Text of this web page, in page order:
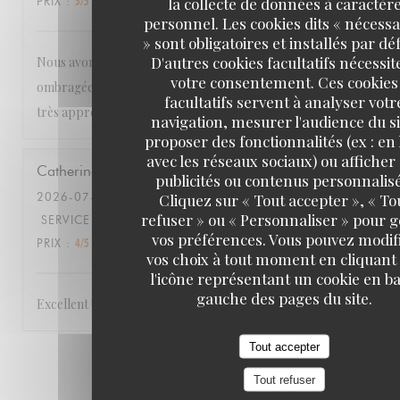
personnel. Les cookies dits «
» sont obligatoires et installés par
D'autres cookies facultatifs
votre consentement. Ces cookies
facultatifs servent à analyser
navigation, mesurer l'audience du
proposer des fonctionnalités (ex : en
avec les réseaux sociaux) ou afficher
publicités ou contenus
Cliquez sur « Tout accepter », «
refuser » ou « Personnaliser » pour
vos préférences. Vous pouvez
vos choix à tout moment en
l'icône représentant un cookie en
gauche des pages du site.
Tout accepter
Tout refuser
Nous avons passé un très bon moment, dans cette terrasse
ombragée, avec une cuisine de qualité et une tranquillité
très appréciable. Je recommande cette adresse !
Catherine
2026-07-10
- 12:00 - COUVERTS 4
SERVICE
AMBIANCE: 4 /5 CUISINE: 5/5 QUALITÉ /
PRIX : 4/5
Excellent !
3